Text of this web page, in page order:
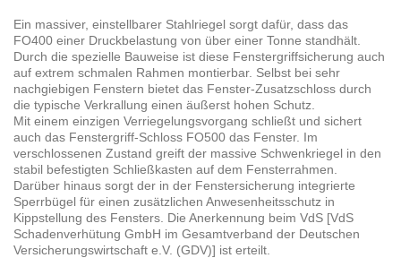
Ein massiver, einstellbarer Stahlriegel sorgt dafür, dass das
FO400 einer Druckbelastung von über einer Tonne standhält.
Durch die spezielle Bauweise ist diese Fenstergriffsicherung auch
auf extrem schmalen Rahmen montierbar. Selbst bei sehr
nachgiebigen Fenstern bietet das Fenster-Zusatzschloss durch
die typische Verkrallung einen äußerst hohen Schutz.
Mit einem einzigen Verriegelungsvorgang schließt und sichert
auch das Fenstergriff-Schloss FO500 das Fenster. Im
verschlossenen Zustand greift der massive Schwenkriegel in den
stabil befestigten Schließkasten auf dem Fensterrahmen.
Darüber hinaus sorgt der in der Fenstersicherung integrierte
Sperrbügel für einen zusätzlichen Anwesenheitsschutz in
Kippstellung des Fensters. Die Anerkennung beim VdS [VdS
Schadenverhütung GmbH im Gesamtverband der Deutschen
Versicherungswirtschaft e.V. (GDV)] ist erteilt.